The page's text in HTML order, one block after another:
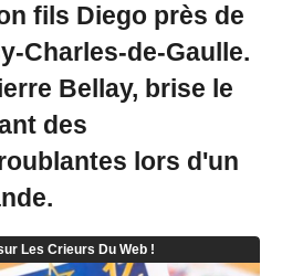
fils Diego près de
Charles-de-Gaulle.
Bellay, brise le
des
lors d'un